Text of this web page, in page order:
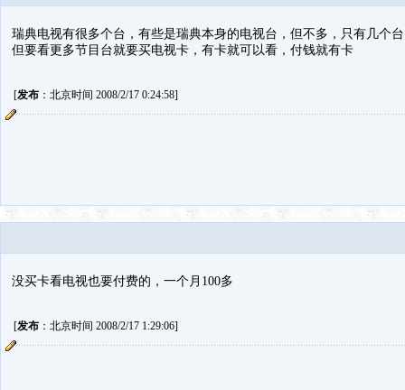
瑞典电视有很多个台，有些是瑞典本身的电视台，但不多，只有几个
但要看更多节目台就要买电视卡，有卡就可以看，付钱就有卡
[发布：北京时间 2008/2/17 0:24:58]
没买卡看电视也要付费的，一个月100多
[发布：北京时间 2008/2/17 1:29:06]